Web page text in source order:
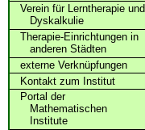
Verein für Lerntherapie und
Dyskalkulie
Therapie-Einrichtungen in
anderen Städten
externe Verknüpfungen
Kontakt zum Institut
Portal der
Mathematischen
Institute